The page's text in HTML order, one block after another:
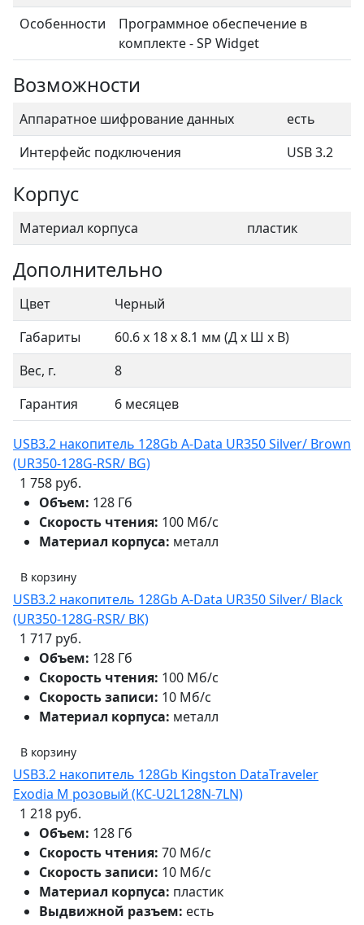
Особенности
Программное обеспечение в
комплекте - SP Widget
Возможности
Аппаратное шифрование данных
есть
Интерфейс подключения
USB 3.2
Корпус
Материал корпуса пластик
Дополнительно
Цвет
Черный
Габариты
60.6 x 18 x 8.1 мм (Д х Ш х В)
Вес, г.
8
Гарантия
6 месяцев
USB3.2 накопитель 128Gb A-Data UR350 Silver/ Brown
(UR350-128G-RSR/ BG)
1 758 руб.
Объем: 128 Гб
Скорость чтения: 100 Мб/с
Материал корпуса: металл
В корзину
USB3.2 накопитель 128Gb A-Data UR350 Silver/ Black
(UR350-128G-RSR/ BK)
1 717 руб.
Объем: 128 Гб
Скорость чтения: 100 Мб/с
Скорость записи: 10 Мб/с
Материал корпуса: металл
В корзину
USB3.2 накопитель 128Gb Kingston DataTraveler
Exodia M розовый (KC-U2L128N-7LN)
1 218 руб.
Объем: 128 Гб
Скорость чтения: 70 Мб/с
Скорость записи: 10 Мб/с
Материал корпуса: пластик
Выдвижной разъем: есть